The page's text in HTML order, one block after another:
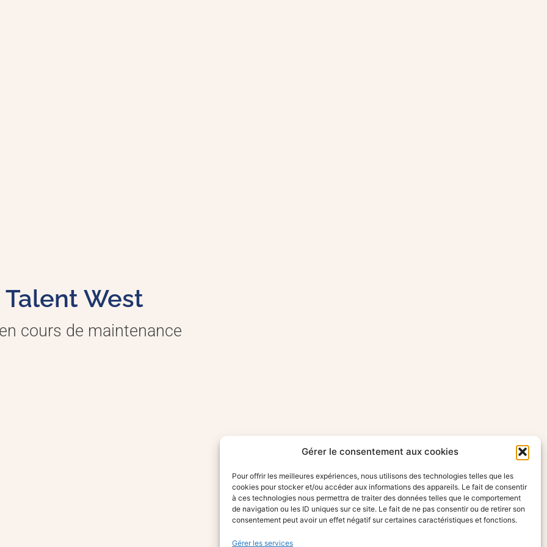
Gérer le consentement aux cookies
Pour offrir les meilleures expériences, nous utilisons des technologies telles que les
cookies pour stocker et/ou accéder aux informations des appareils. Le fait de consentir
à ces technologies nous permettra de traiter des données telles que le comportement
de navigation ou les ID uniques sur ce site. Le fait de ne pas consentir ou de retirer son
consentement peut avoir un effet négatif sur certaines caractéristiques et fonctions.
Gérer les services
Talent West
cours de maintenance